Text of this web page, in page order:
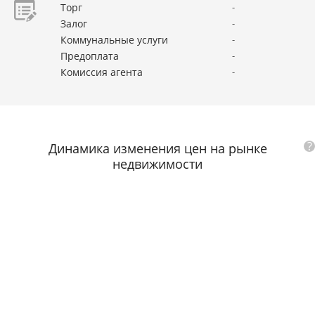
Торг -
Залог -
Коммунальные услуги -
Предоплата -
Комиссия агента -
Динамика изменения цен на рынке
недвижимости
?